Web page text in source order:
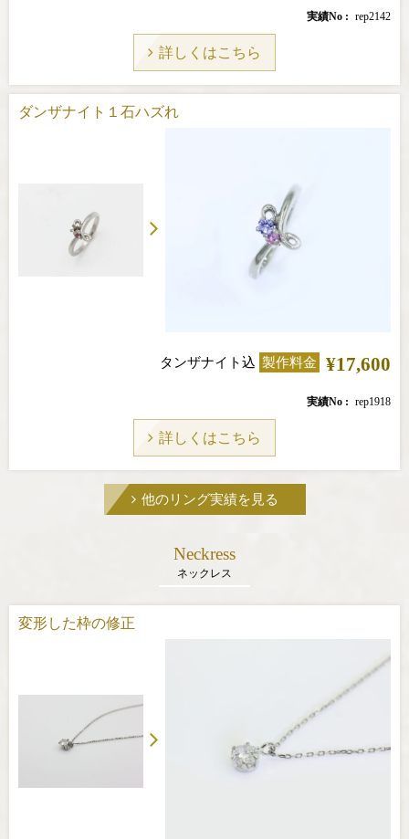
実績No rep2142
詳しくはこちら
ダンザナイト１石ハズれ
タンザナイト込 製作料金 ¥17,600
実績No rep1918
詳しくはこちら
他のリング実績を見る
Neckress
ネックレス
変形した枠の修正